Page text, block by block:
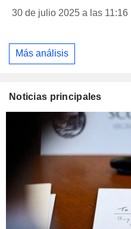
30 de julio 2025 a las 11:16
Más análisis
Noticias principales